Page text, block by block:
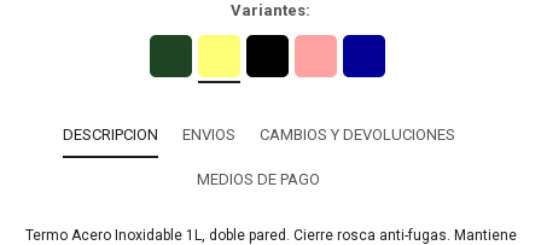
Variantes:
DESCRIPCION ENVIOS CAMBIOS Y DEVOLUCIONES
MEDIOS DE PAGO
Termo Acero Inoxidable 1L, doble pared. Cierre rosca anti-fugas. Mantiene